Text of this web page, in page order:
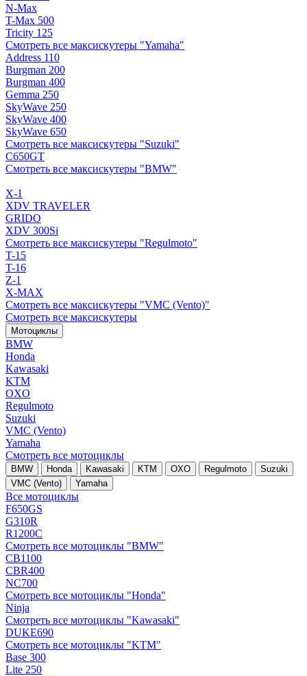
N-Max
T-Max 500
Tricity 125
Смотреть все максискутеры "Yamaha"
Address 110
Burgman 200
Burgman 400
Gemma 250
SkyWave 250
SkyWave 400
SkyWave 650
Смотреть все максискутеры "Suzuki"
C650GT
Смотреть все максискутеры "BMW"
X-1
XDV TRAVELER
GRIDO
XDV 300Si
Смотреть все максискутеры "Regulmoto"
T-15
T-16
Z-1
X-MAX
Смотреть все максискутеры "VMC (Vento)"
Смотреть все максискутеры
Мотоциклы
BMW
Honda
Kawasaki
KTM
OXO
Regulmoto
Suzuki
VMC (Vento)
Yamaha
Смотреть все мотоциклы
BMW Honda Kawasaki KTM OXO Regulmoto
Suzuki
VMC (Vento)
Yamaha
Все мотоциклы
F650GS
G310R
R1200C
Смотреть все мотоциклы "BMW"
CB1100
CBR400
NC700
Смотреть все мотоциклы "Honda"
Ninja
Смотреть все мотоциклы "Kawasaki"
DUKE690
Смотреть все мотоциклы "KTM"
Base 300
Lite 250